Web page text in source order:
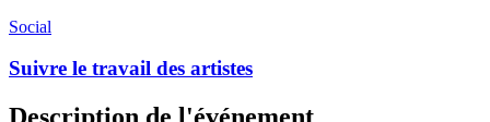
Social
Suivre le travail des artistes